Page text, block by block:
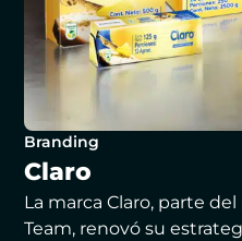
Branding
Claro
La marca Claro, parte
Team, renovó su